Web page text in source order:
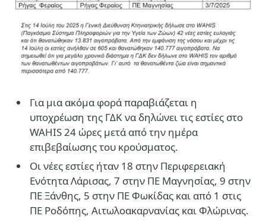
Για μια ακόμα φορά παραβιάζεται η
υποχρέωση της ΓΔΚ να δηλώνει τις εστίες στο
WAHIS 24 ώρες μετά από την ημέρα
επιβεβαίωσης του κρούσματος.
Oι νέες εστίες ήταν 18 στην Περιφερειακή
Ενότητα Λάρισας, 7 στην ΠΕ Μαγνησίας, 9 στην
ΠΕ Ξάνθης, 5 στην ΠΕ Φωκίδας και από 1 στις
ΠΕ Ροδόπης, Αιτωλοακαρνανίας και Φλώρινας.